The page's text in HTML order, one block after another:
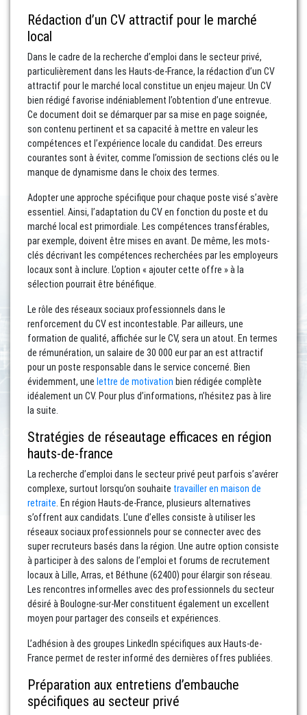
Rédaction d’un CV attractif pour le marché
local
Dans le cadre de la recherche d’emploi dans le secteur privé,
particulièrement dans les Hauts-de-France, la rédaction d’un CV
attractif pour le marché local constitue un enjeu majeur. Un CV
bien rédigé favorise indéniablement l’obtention d’une entrevue.
Ce document doit se démarquer par sa mise en page soignée,
son contenu pertinent et sa capacité à mettre en valeur les
compétences et l’expérience locale du candidat. Des erreurs
courantes sont à éviter, comme l’omission de sections clés ou le
manque de dynamisme dans le choix des termes.
Adopter une approche spécifique pour chaque poste visé s’avère
essentiel. Ainsi, l’adaptation du CV en fonction du poste et du
marché local est primordiale. Les compétences transférables,
par exemple, doivent être mises en avant. De même, les mots-
clés décrivant les compétences recherchées par les employeurs
locaux sont à inclure. L’option « ajouter cette offre » à la
sélection pourrait être bénéfique.
Le rôle des réseaux sociaux professionnels dans le
renforcement du CV est incontestable. Par ailleurs, une
formation de qualité, affichée sur le CV, sera un atout. En termes
de rémunération, un salaire de 30 000 eur par an est attractif
pour un poste responsable dans le service concerné. Bien
évidemment, une lettre de motivation bien rédigée complète
idéalement un CV. Pour plus d’informations, n’hésitez pas à lire
la suite.
Stratégies de réseautage efficaces en région
hauts-de-france
La recherche d’emploi dans le secteur privé peut parfois s’avérer
complexe, surtout lorsqu’on souhaite travailler en maison de
retraite. En région Hauts-de-France, plusieurs alternatives
s’offrent aux candidats. L’une d’elles consiste à utiliser les
réseaux sociaux professionnels pour se connecter avec des
super recruteurs basés dans la région. Une autre option consiste
à participer à des salons de l’emploi et forums de recrutement
locaux à Lille, Arras, et Béthune (62400) pour élargir son réseau.
Les rencontres informelles avec des professionnels du secteur
désiré à Boulogne-sur-Mer constituent également un excellent
moyen pour partager des conseils et expériences.
L’adhésion à des groupes LinkedIn spécifiques aux Hauts-de-
France permet de rester informé des dernières offres publiées.
Préparation aux entretiens d’embauche
spécifiques au secteur privé